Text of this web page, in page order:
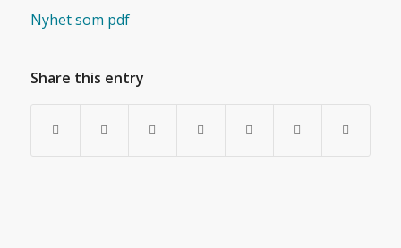
Nyhet som pdf
Share this entry